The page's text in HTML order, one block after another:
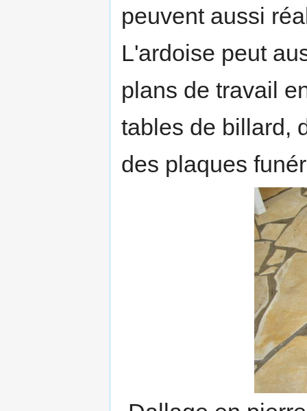
peuvent aussi
L'ardoise peut
plans de travail
tables de billard,
des plaques